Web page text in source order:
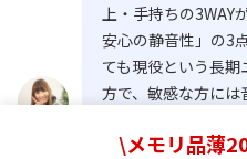
上・手持ちの3WAY
安心の静音性」の3
ても現役という長
方で、敏感な方に
可動部がやや緩ん
\メモリ品薄